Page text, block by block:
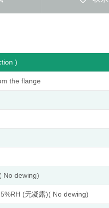
)
the flange
No dewing)
(无凝露)( No dewing)